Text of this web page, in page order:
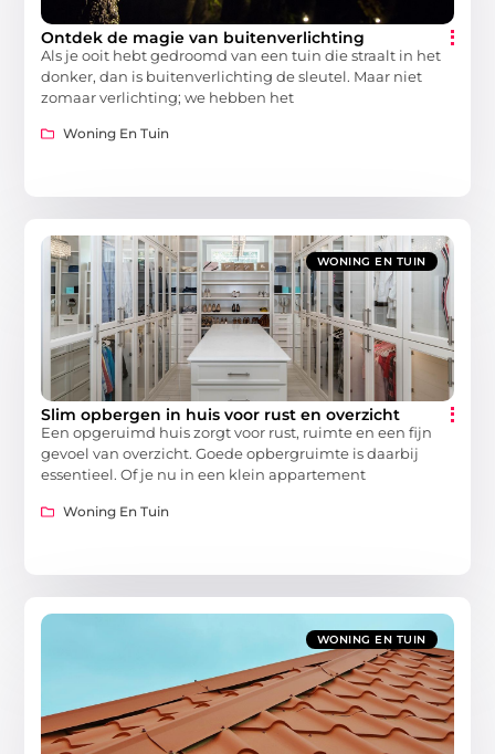
Ontdek de magie van buitenverlichting
Als je ooit hebt gedroomd van een tuin die straalt in het
donker, dan is buitenverlichting de sleutel. Maar niet
zomaar verlichting; we hebben het
Woning En Tuin
WONING EN TUIN
Slim opbergen in huis voor rust en overzicht
Een opgeruimd huis zorgt voor rust, ruimte en een fijn
gevoel van overzicht. Goede opbergruimte is daarbij
essentieel. Of je nu in een klein appartement
Woning En Tuin
WONING EN TUIN